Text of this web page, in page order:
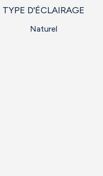
TYPE D'ÉCLAIRAGE
Naturel